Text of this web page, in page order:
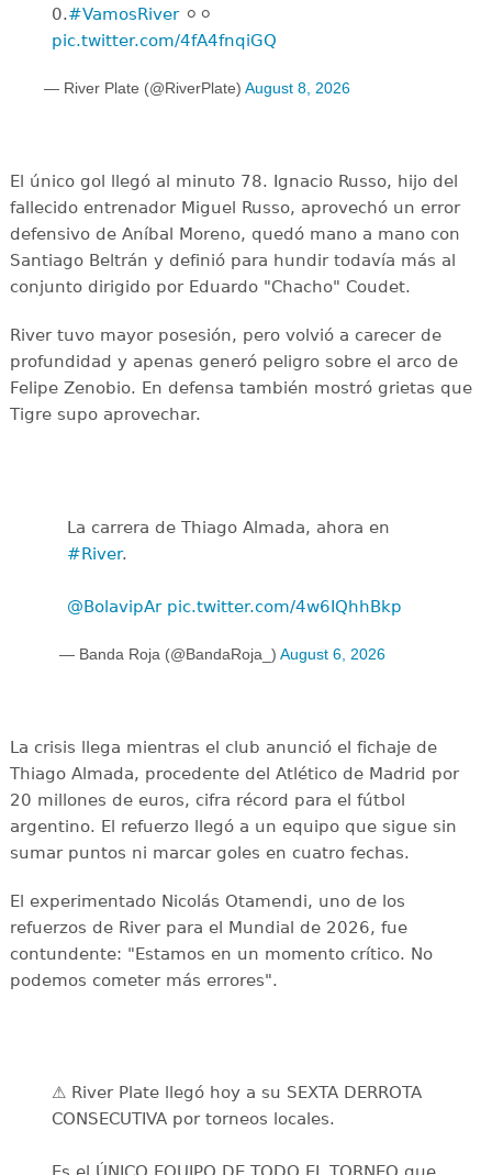
0.#VamosRiver⚪️⚪️
pic.twitter.com/4fA4fnqiGQ
— River Plate (@RiverPlate) August 8, 2026
El único gol llegó al minuto 78. Ignacio Russo, hijo del
fallecido entrenador Miguel Russo, aprovechó un error
defensivo de Aníbal Moreno, quedó mano a mano con
Santiago Beltrán y definió para hundir todavía más al
conjunto dirigido por Eduardo "Chacho" Coudet.
River tuvo mayor posesión, pero volvió a carecer de
profundidad y apenas generó peligro sobre el arco de
Felipe Zenobio. En defensa también mostró grietas que
Tigre supo aprovechar.
La carrera de Thiago Almada, ahora en
#River.
@BolavipAr pic.twitter.com/4w6IQhhBkp
— Banda Roja (@BandaRoja_) August 6, 2026
La crisis llega mientras el club anunció el fichaje de
Thiago Almada, procedente del Atlético de Madrid por
20 millones de euros, cifra récord para el fútbol
argentino. El refuerzo llegó a un equipo que sigue sin
sumar puntos ni marcar goles en cuatro fechas.
El experimentado Nicolás Otamendi, uno de los
refuerzos de River para el Mundial de 2026, fue
contundente: "Estamos en un momento crítico. No
podemos cometer más errores".
⚠️ River Plate llegó hoy a su SEXTA DERROTA
CONSECUTIVA por torneos locales.